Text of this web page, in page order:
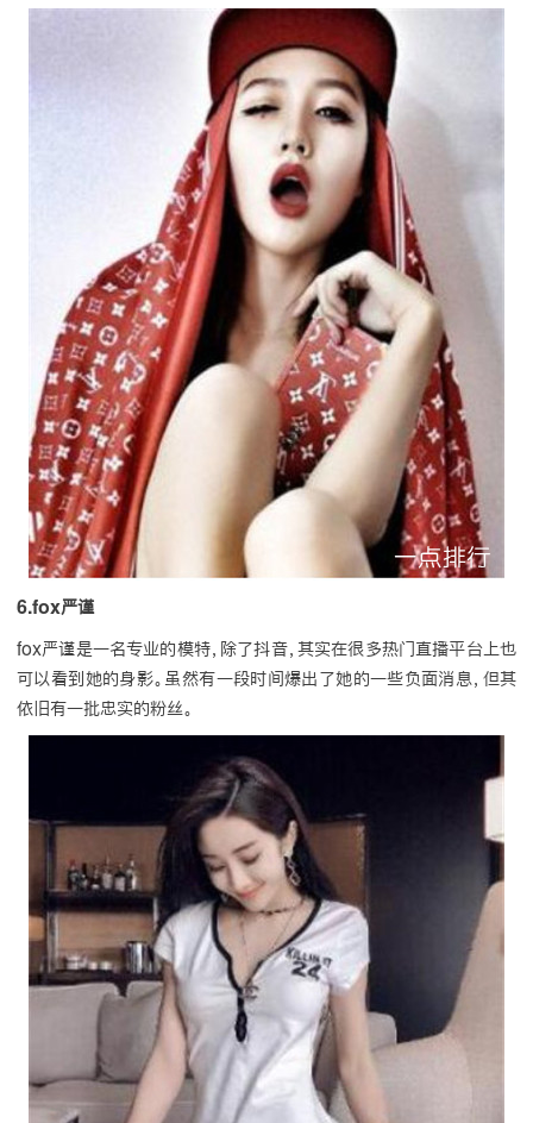
6.fox严谨
fox严谨是一名专业的模特，除了抖音，其实在很多热门直播平台上也
可以看到她的身影。虽然有一段时间爆出了她的一些负面消息，但其
依旧有一批忠实的粉丝。